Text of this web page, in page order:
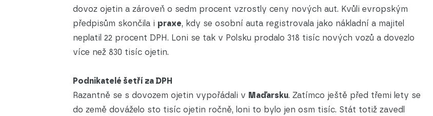
dovoz ojetin a zároveň o sedm procent vzrostly ceny nových aut. Kvůli evropským
předpisům skončila i praxe, kdy se osobní auta registrovala jako nákladní a majitel
neplatil 22 procent DPH. Loni se tak v Polsku prodalo 318 tisíc nových vozů a dovezlo
více než 830 tisíc ojetin.
Podnikatelé šetří za DPH
Razantně se s dovozem ojetin vypořádali v Maďarsku. Zatímco ještě před třemi lety se
do země dováželo sto tisíc ojetin ročně, loni to bylo jen osm tisíc. Stát totiž zavedl